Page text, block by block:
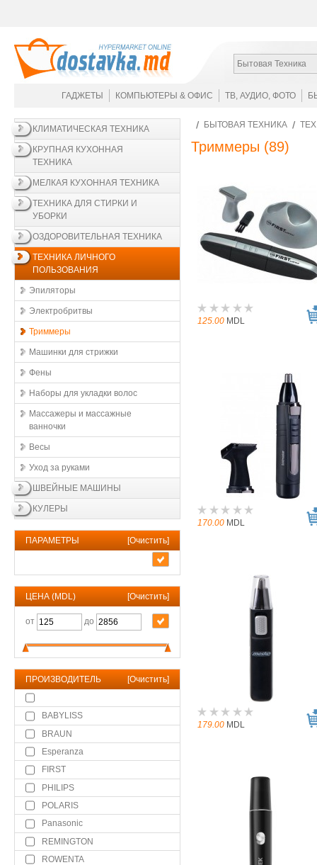
Бытовая Техника
ГАДЖЕТЫ КОМПЬЮТЕРЫ & ОФИС ТВ, АУДИО, ФОТО
КЛИМАТИЧЕСКАЯ ТЕХНИКА
КРУПНАЯ КУХОННАЯ
ТЕХНИКА
МЕЛКАЯ КУХОННАЯ ТЕХНИКА
ТЕХНИКА ДЛЯ СТИРКИ И
УБОРКИ
ОЗДОРОВИТЕЛЬНАЯ ТЕХНИКА
ТЕХНИКА ЛИЧНОГО
ПОЛЬЗОВАНИЯ
Эпиляторы
Электробритвы
Триммеры
Машинки для стрижки
Фены
Наборы для укладки волос
Массажеры и массажные
ванночки
Весы
Уход за руками
ШВЕЙНЫЕ МАШИНЫ
КУЛЕРЫ
ПАРАМЕТРЫ [Очистить]
ЦЕНА (MDL) [Очистить]
от до
ПРОИЗВОДИТЕЛЬ [Очистить]
BABYLISS
BRAUN
Esperanza
FIRST
PHILIPS
POLARIS
Panasonic
REMINGTON
ROWENTA
БЫТОВАЯ ТЕХНИКА
Триммеры (89)
125.00 MDL
170.00 MDL
179.00 MDL